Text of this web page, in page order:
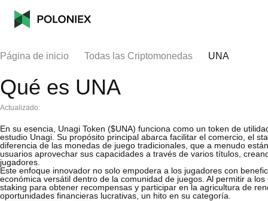
Página de inicio Todas las Criptomonedas UNA
Qué es UNA
Actualizado:
En su esencia, Unagi Token ($UNA) funciona como un token de
estudio Unagi. Su propósito principal abarca facilitar el comercio, el
diferencia de las monedas de juego tradicionales, que a menudo
usuarios aprovechar sus capacidades a través de varios títulos,
jugadores.
Este enfoque innovador no solo empodera a los jugadores con
económica versátil dentro de la comunidad de juegos. Al permitir a
staking para obtener recompensas y participar en la agricultura de
oportunidades financieras lucrativas, un hito en su categoría.